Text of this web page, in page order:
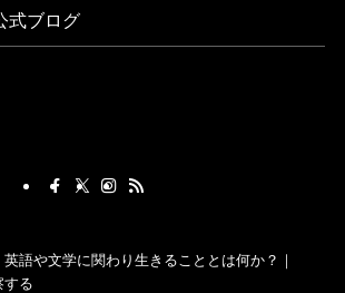
式ブログ
語や文学に関わり生きることとは何か？｜
する